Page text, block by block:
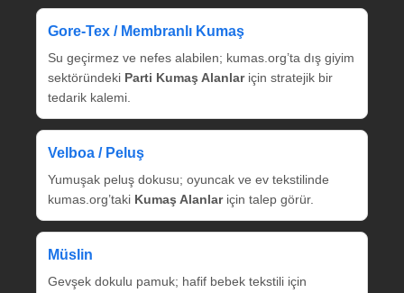
Gore‑Tex / Membranlı Kumaş
Su geçirmez ve nefes alabilen; kumas.org’ta dış giyim
sektöründeki Parti Kumaş Alanlariçin stratejik bir
tedarik kalemi.
Velboa / Peluş
Yumuşak peluş dokusu; oyuncak ve ev tekstilinde
kumas.org’taki Kumaş Alanlariçin talep görür.
Müslin
Gevşek dokulu pamuk; hafif bebek tekstili için